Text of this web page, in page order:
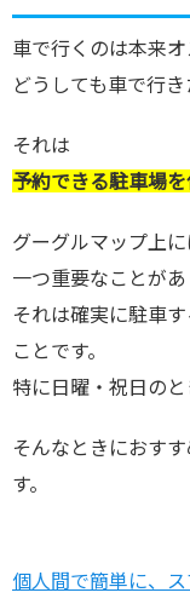
車で行くのは本来オ
どうしても車で行
それは
予約できる駐車場
グーグルマップ上
一つ重要なことがあ
それは確実に駐車
ことです。
特に日曜・祝日のと
そんなときにおすす
す。
個人間で簡単に、